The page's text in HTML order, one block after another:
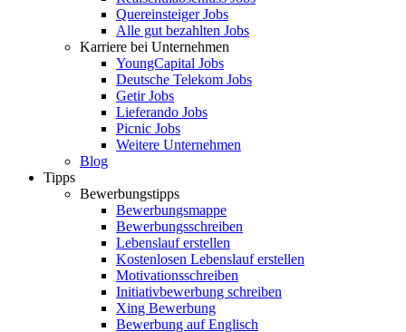
Quereinsteiger Jobs
Alle gut bezahlten Jobs
Karriere bei Unternehmen
YoungCapital Jobs
Deutsche Telekom Jobs
Getir Jobs
Lieferando Jobs
Picnic Jobs
Weitere Unternehmen
Blog
Tipps
Bewerbungstipps
Bewerbungsmappe
Bewerbungsschreiben
Lebenslauf erstellen
Kostenlosen Lebenslauf erstellen
Motivationsschreiben
Initiativbewerbung schreiben
Xing Bewerbung
Bewerbung auf Englisch